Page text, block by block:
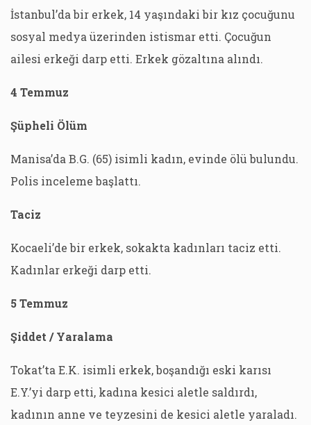
İstanbul’da bir erkek, 14 yaşındaki bir kız çocuğunu
sosyal medya üzerinden istismar etti. Çocuğun
ailesi erkeği darp etti. Erkek gözaltına alındı.
4 Temmuz
Şüpheli Ölüm
Manisa’da B.G. (65) isimli kadın, evinde ölü bulundu.
Polis inceleme başlattı.
Taciz
Kocaeli’de bir erkek, sokakta kadınları taciz etti.
Kadınlar erkeği darp etti.
5 Temmuz
Şiddet / Yaralama
Tokat’ta E.K. isimli erkek, boşandığı eski karısı
E.Y.’yi darp etti, kadına kesici aletle saldırdı,
kadının anne ve teyzesini de kesici aletle yaraladı.